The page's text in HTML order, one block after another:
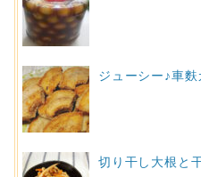
ジューシー♪車
切り干し大根と